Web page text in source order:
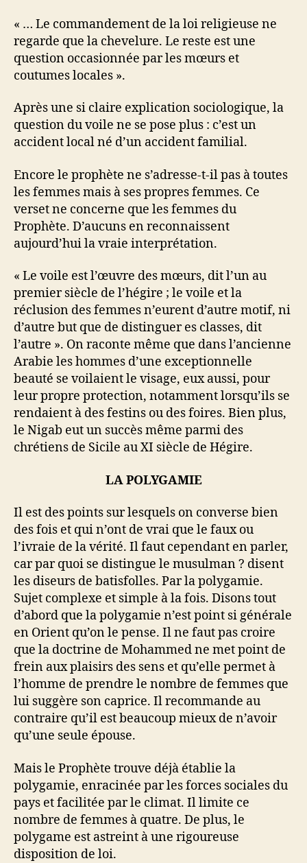
« … Le commandement de la loi religieuse ne
regarde que la chevelure. Le reste est une
question occasionnée par les mœurs et
coutumes locales ».
Après une si claire explication sociologique, la
question du voile ne se pose plus : c’est un
accident local né d’un accident familial.
Encore le prophète ne s’adresse-t-il pas à toutes
les femmes mais à ses propres femmes. Ce
verset ne concerne que les femmes du
Prophète. D’aucuns en reconnaissent
aujourd’hui la vraie interprétation.
« Le voile est l’œuvre des mœurs, dit l’un au
premier siècle de l’hégire ; le voile et la
réclusion des femmes n’eurent d’autre motif, ni
d’autre but que de distinguer es classes, dit
l’autre ». On raconte même que dans l’ancienne
Arabie les hommes d’une exceptionnelle
beauté se voilaient le visage, eux aussi, pour
leur propre protection, notamment lorsqu’ils se
rendaient à des festins ou des foires. Bien plus,
le Nigab eut un succès même parmi des
chrétiens de Sicile au XI siècle de Hégire.
LA POLYGAMIE
Il est des points sur lesquels on converse bien
des fois et qui n’ont de vrai que le faux ou
l’ivraie de la vérité. Il faut cependant en parler,
car par quoi se distingue le musulman ? disent
les diseurs de batisfolles. Par la polygamie.
Sujet complexe et simple à la fois. Disons tout
d’abord que la polygamie n’est point si générale
en Orient qu’on le pense. Il ne faut pas croire
que la doctrine de Mohammed ne met point de
frein aux plaisirs des sens et qu’elle permet à
l’homme de prendre le nombre de femmes que
lui suggère son caprice. Il recommande au
contraire qu’il est beaucoup mieux de n’avoir
qu’une seule épouse.
Mais le Prophète trouve déjà établie la
polygamie, enracinée par les forces sociales du
pays et facilitée par le climat. Il limite ce
nombre de femmes à quatre. De plus, le
polygame est astreint à une rigoureuse
disposition de loi.